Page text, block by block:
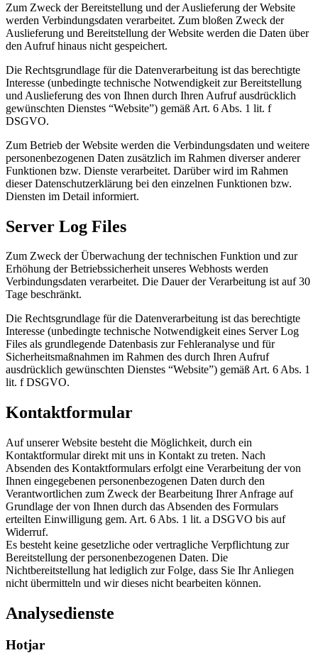
Zum Zweck der Bereitstellung und der Auslieferung der Website
werden Verbindungsdaten verarbeitet. Zum bloßen Zweck der
Auslieferung und Bereitstellung der Website werden die Daten über
den Aufruf hinaus nicht gespeichert.
Die Rechtsgrundlage für die Datenverarbeitung ist das berechtigte
Interesse (unbedingte technische Notwendigkeit zur Bereitstellung
und Auslieferung des von Ihnen durch Ihren Aufruf ausdrücklich
gewünschten Dienstes “Website”) gemäß Art. 6 Abs. 1 lit. f
DSGVO.
Zum Betrieb der Website werden die Verbindungsdaten und weitere
personenbezogenen Daten zusätzlich im Rahmen diverser anderer
Funktionen bzw. Dienste verarbeitet. Darüber wird im Rahmen
dieser Datenschutzerklärung bei den einzelnen Funktionen bzw.
Diensten im Detail informiert.
Server Log Files
Zum Zweck der Überwachung der technischen Funktion und zur
Erhöhung der Betriebssicherheit unseres Webhosts werden
Verbindungsdaten verarbeitet. Die Dauer der Verarbeitung ist auf 30
Tage beschränkt.
Die Rechtsgrundlage für die Datenverarbeitung ist das berechtigte
Interesse (unbedingte technische Notwendigkeit eines Server Log
Files als grundlegende Datenbasis zur Fehleranalyse und für
Sicherheitsmaßnahmen im Rahmen des durch Ihren Aufruf
ausdrücklich gewünschten Dienstes “Website”) gemäß Art. 6 Abs. 1
lit. f DSGVO.
Kontaktformular
Auf unserer Website besteht die Möglichkeit, durch ein
Kontaktformular direkt mit uns in Kontakt zu treten. Nach
Absenden des Kontaktformulars erfolgt eine Verarbeitung der von
Ihnen eingegebenen personenbezogenen Daten durch den
Verantwortlichen zum Zweck der Bearbeitung Ihrer Anfrage auf
Grundlage der von Ihnen durch das Absenden des Formulars
erteilten Einwilligung gem. Art. 6 Abs. 1 lit. a DSGVO bis auf
Widerruf.
Es besteht keine gesetzliche oder vertragliche Verpflichtung zur
Bereitstellung der personenbezogenen Daten. Die
Nichtbereitstellung hat lediglich zur Folge, dass Sie Ihr Anliegen
nicht übermitteln und wir dieses nicht bearbeiten können.
Analysedienste
Hotjar